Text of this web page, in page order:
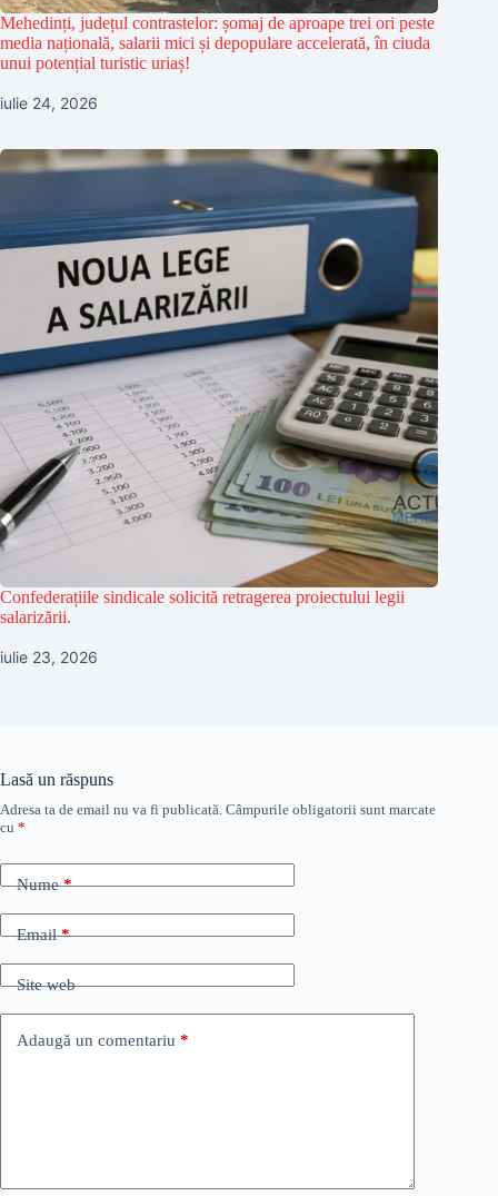
Mehedinți, județul contrastelor: șomaj de aproape trei ori peste
media națională, salarii mici și depopulare accelerată, în ciuda
unui potențial turistic uriaș!
iulie 24, 2026
Confederațiile sindicale solicită retragerea proiectului legii
salarizării.
iulie 23, 2026
Lasă un răspuns
Adresa ta de email nu va fi publicată. Câmpurile obligatorii sunt marcate
cu *
Nume*
Email*
Site web
Adaugă un comentariu *